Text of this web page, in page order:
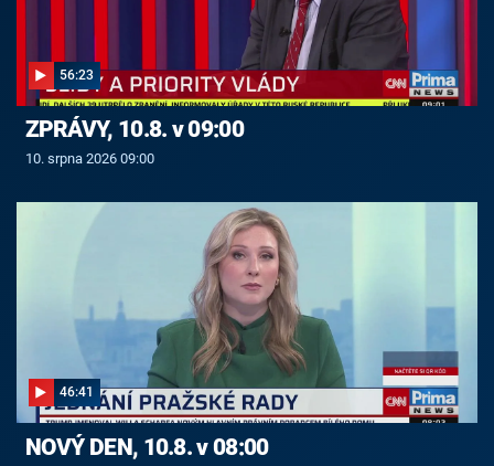
56:23
ZPRÁVY, 10.8. v 09:00
10. srpna 2026 09:00
46:41
NOVÝ DEN, 10.8. v 08:00